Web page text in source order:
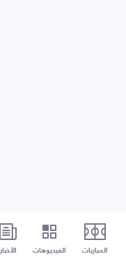
المباريات الفيديوهات الأخبار